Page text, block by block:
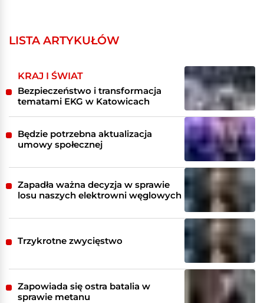
LISTA ARTYKUŁÓW
KRAJ I ŚWIAT
Bezpieczeństwo i transformacja
tematami EKG w Katowicach
Będzie potrzebna aktualizacja
umowy społecznej
Zapadła ważna decyzja w sprawie
losu naszych elektrowni węglowych
Trzykrotne zwycięstwo
Zapowiada się ostra batalia w
sprawie metanu